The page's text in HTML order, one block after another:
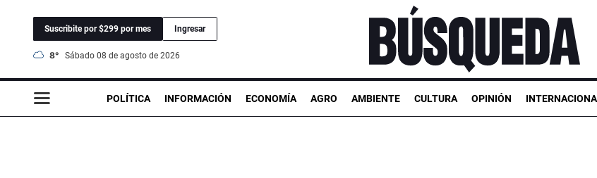
Suscribite por $299 por mes Ingresar
8° sábado 08 de agosto de 2026
POLÍTICA INFORMACIÓN ECONOMÍA AGRO AMBIENTE CULTURA OPINIÓN